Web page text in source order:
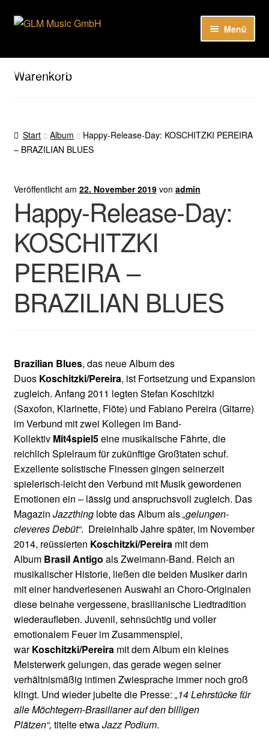
Hier sind unsere Neuigkeiten zu hören: Spotify
Zur
Zum
Menü
Unser Katalog
öffnen
EN
Warenkorb
Start Album
Happy-Release-Day: KOSCHITZKI PEREIRA
– BRAZILIAN BLUES
Veröffentlicht am 22. November 2019 von admin
Happy-Release-Day:
KOSCHITZKI
PEREIRA –
BRAZILIAN BLUES
Brazilian Blues, das neue Album des
Duos Koschitzki/Pereira, ist Fortsetzung und Expansion
zugleich. Anfang 2011 legten Stefan Koschitzki
(Saxofon, Klarinette, Flöte) und Fabiano Pereira (Gitarre)
im Verbund mit zwei Kollegen im Band-
Kollektiv Mit4spiel5eine musikalische Fährte, die
reichlich Spielraum für zukünftige Großtaten schuf.
Exzellente solistische Finessen gingen seinerzeit
spielerisch-leicht den Verbund mit Musik gewordenen
Emotionen ein – lässig und anspruchsvoll zugleich. Das
Magazin Jazzthing lobte das Album als„gelungen-
cleveres Debüt“. Dreieinhalb Jahre später, im November
2014, reüssierten Koschitzki/Pereira mit dem
Album Brasil Antigo als Zweimann-Band. Reich an
musikalischer Historie, ließen die beiden Musiker darin
mit einer handverlesenen Auswahl an Choro-Originalen
diese beinahe vergessene, brasilianische Liedtradition
wiederaufleben. Juvenil, sehnsüchtig und voller
emotionalem Feuer im Zusammenspiel,
warKoschitzki/Pereira mit dem Album ein kleines
Meisterwerk gelungen, das gerade wegen seiner
verhältnismäßig intimen Zwiesprache immer noch groß
klingt. Und wieder jubelte die Presse: „14 Lehrstücke für
alle Möchtegern-Brasilianer auf den billigen
Plätzen“, titelte etwaJazz Podium.